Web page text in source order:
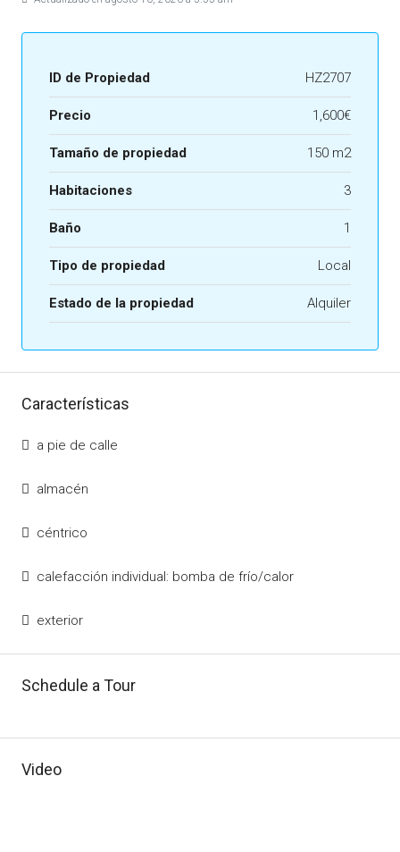
ID de Propiedad HZ2707
Precio 1,600€
Tamaño de propiedad 150 m2
Habitaciones 3
Baño 1
Tipo de propiedad Local
Estado de la propiedad Alquiler
Características
a pie de calle
almacén
céntrico
calefacción individual: bomba de frío/calor
exterior
Schedule a Tour
Video